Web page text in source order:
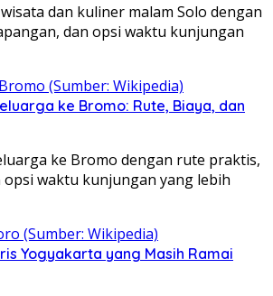
dan kuliner malam Solo dengan
dan opsi waktu kunjungan
ke Bromo: Rute, Biaya, dan
ke Bromo dengan rute praktis,
waktu kunjungan yang lebih
Yogyakarta yang Masih Ramai